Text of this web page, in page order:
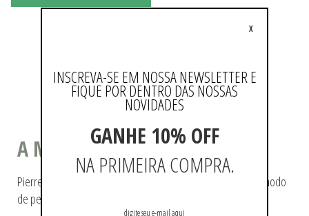
A MODA COMO ESTILO DE VIDA
Pierre Cardin ajudou a tecer a história da moda, pioneiro no modo
de pensá-la e de reproduzi-la.
INSCREVA-SE EM NOSSA NEWSLETTER E
FIQUE POR DENTRO DAS NOSSAS
NOVIDADES
GANHE 10% OFF
NA PRIMEIRA COMPRA.
X